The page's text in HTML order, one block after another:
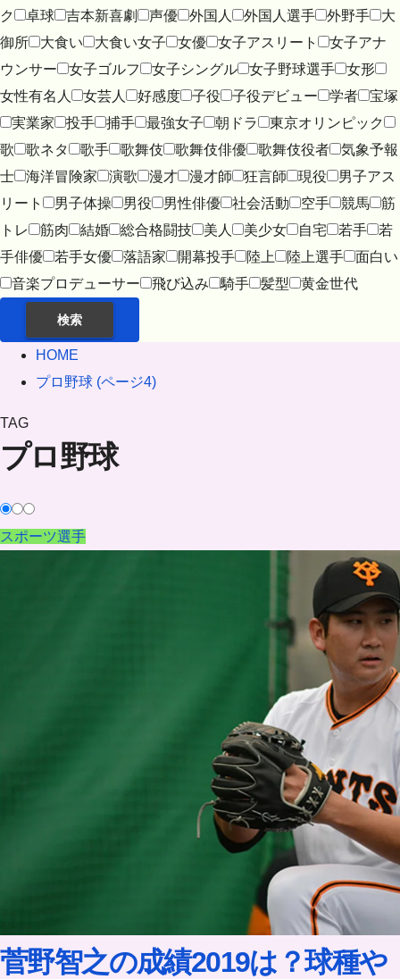
ク
卓球 吉本新喜劇 声優 外国人 外国人選手 外野手
大
御所
大食い 大食い女子 女優 女子アスリート
女子アナ
ウンサー
女子ゴルフ 女子シングル 女子野球選手
女形
女性有名人
女芸人 好感度 子役 子役デビュー 学者
宝塚
実業家
投手 捕手 最強女子 朝ドラ
東京オリンピック
歌
歌ネタ 歌手 歌舞伎 歌舞伎俳優 歌舞伎役者
気象予報
士
海洋冒険家 演歌 漫才 漫才師 狂言師 現役
男子アス
リート
男子体操 男役 男性俳優 社会活動 空手 競馬
筋
トレ
筋肉 結婚 総合格闘技 美人 美少女 自宅 若手
若
手俳優
若手女優 落語家 開幕投手 陸上 陸上選手
面白い
音楽プロデューサー
飛び込み 騎手 髪型 黄金世代
検索
HOME
プロ野球 (ページ4)
TAG
プロ野球
スポーツ選手
菅野智之の成績2019は？球種や